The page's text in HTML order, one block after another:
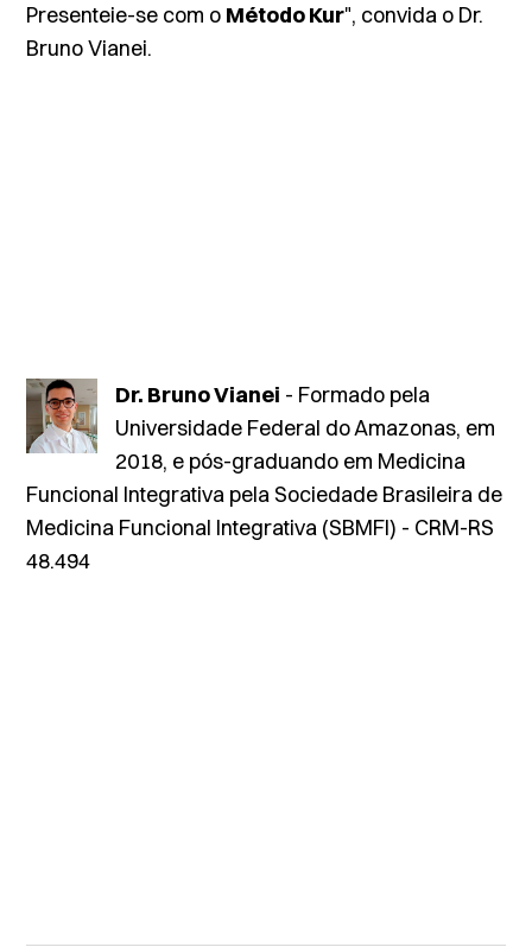
Presenteie-se com o Método Kur", convida o Dr.
Bruno Vianei.
Dr. Bruno Vianei - Formado pela
Universidade Federal do Amazonas, em
2018, e pós-graduando em Medicina
Funcional Integrativa pela Sociedade Brasileira de
Medicina Funcional Integrativa (SBMFI) - CRM-RS
48.494